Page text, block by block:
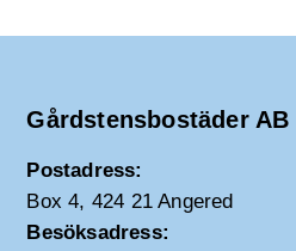
Gårdstensbostäder AB
Postadress:
Box 4, 424 21 Angered
Besöksadress: